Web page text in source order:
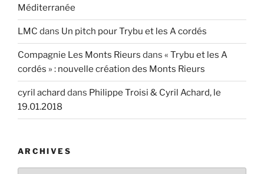
Méditerranée
LMC dans Un pitch pour Trybu et les A cordés
Compagnie Les Monts Rieurs dans « Trybu et les A
cordés » : nouvelle création des Monts Rieurs
cyril achard dans Philippe Troisi & Cyril Achard, le
19.01.2018
ARCHIVES